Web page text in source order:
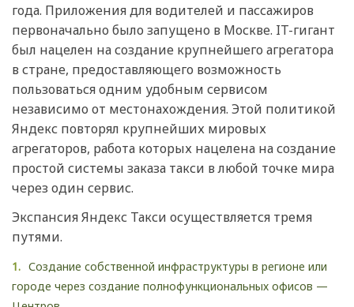
года. Приложения для водителей и пассажиров
первоначально было запущено в Москве. IT-гигант
был нацелен на создание крупнейшего агрегатора
в стране, предоставляющего возможность
пользоваться одним удобным сервисом
независимо от местонахождения. Этой политикой
Яндекс повторял крупнейших мировых
агрегаторов, работа которых нацелена на создание
простой системы заказа такси в любой точке мира
через один сервис.
Экспансия Яндекс Такси осуществляется тремя
путями.
Создание собственной инфраструктуры в регионе или
городе через создание полнофункциональных офисов —